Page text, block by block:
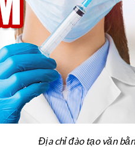
Địa chỉ đào tạo văn